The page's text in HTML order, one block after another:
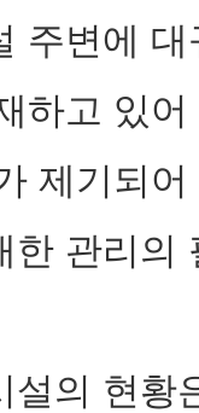
주변에
하고 있
제기되
한 관리
설의 현황